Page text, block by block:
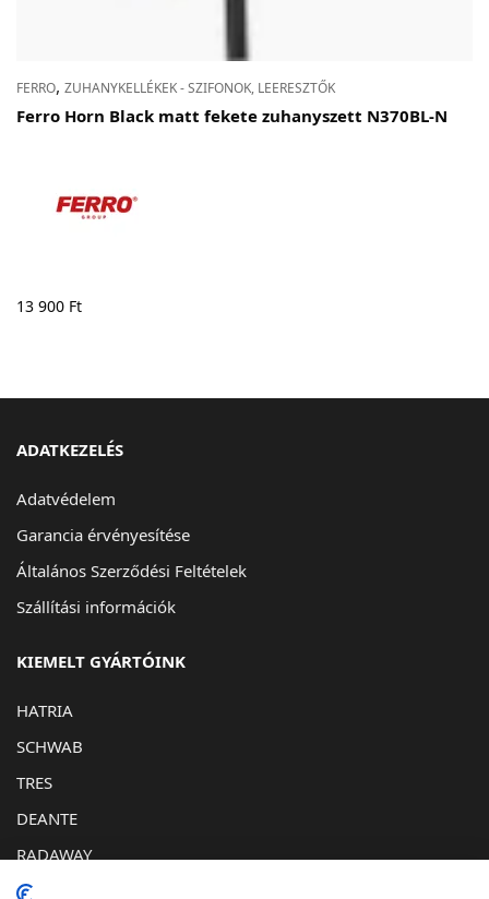
FERRO, ZUHANYKELLÉKEK - SZIFONOK, LEERESZTŐK
Ferro Horn Black matt fekete zuhanyszett N370BL-N
13 900 Ft
ADATKEZELÉS
Adatvédelem
Garancia érvényesítése
Általános Szerződési Feltételek
Szállítási információk
KIEMELT GYÁRTÓINK
HATRIA
SCHWAB
TRES
DEANTE
RADAWAY